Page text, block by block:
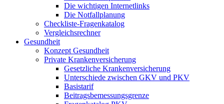
Die wichtigen Internetlinks
Die Notfallplanung
Checkliste-Fragenkatalog
Vergleichsrechner
Gesundheit
Konzept Gesundheit
Private Krankenversicherung
Gesetzliche Krankenversicherung
Unterschiede zwischen GKV und PKV
Basistarif
Beitragsbemessungsgrenze